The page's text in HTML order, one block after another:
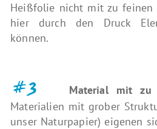
Heißfolie nicht mit zu feinen
hier durch den Druck
können.
#3 Material mit zu
Materialien mit grober
unser Naturpapier) eigenen